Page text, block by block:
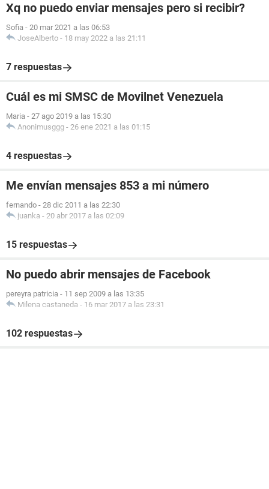
Xq no puedo enviar mensajes pero si recibir?
Sofia - 20 mar 2021 a las 06:53
JoseAlberto - 18 may 2022 a las 21:11
7 respuestas
Cuál es mi SMSC de Movilnet Venezuela
Maria - 27 ago 2019 a las 15:30
Anonimusggg - 26 ene 2021 a las 01:15
4 respuestas
Me envían mensajes 853 a mi número
fernando - 28 dic 2011 a las 22:30
juanka - 20 abr 2017 a las 02:09
15 respuestas
No puedo abrir mensajes de Facebook
pereyra patricia - 11 sep 2009 a las 13:35
Milena castaneda - 16 mar 2017 a las 23:31
102 respuestas